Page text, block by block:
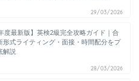
29/03/2026
度最新版】英検2級完全攻略ガイド｜合
形式ライティング・面接・時間配分をプ
解説
28/03/2026